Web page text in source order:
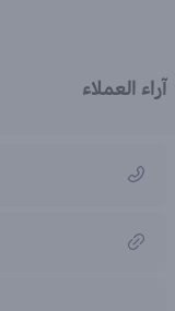
آراء العملاء